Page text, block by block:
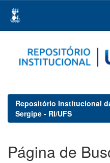
navigation
Repositório Institucional
Sergipe - RI/UFS
Página de